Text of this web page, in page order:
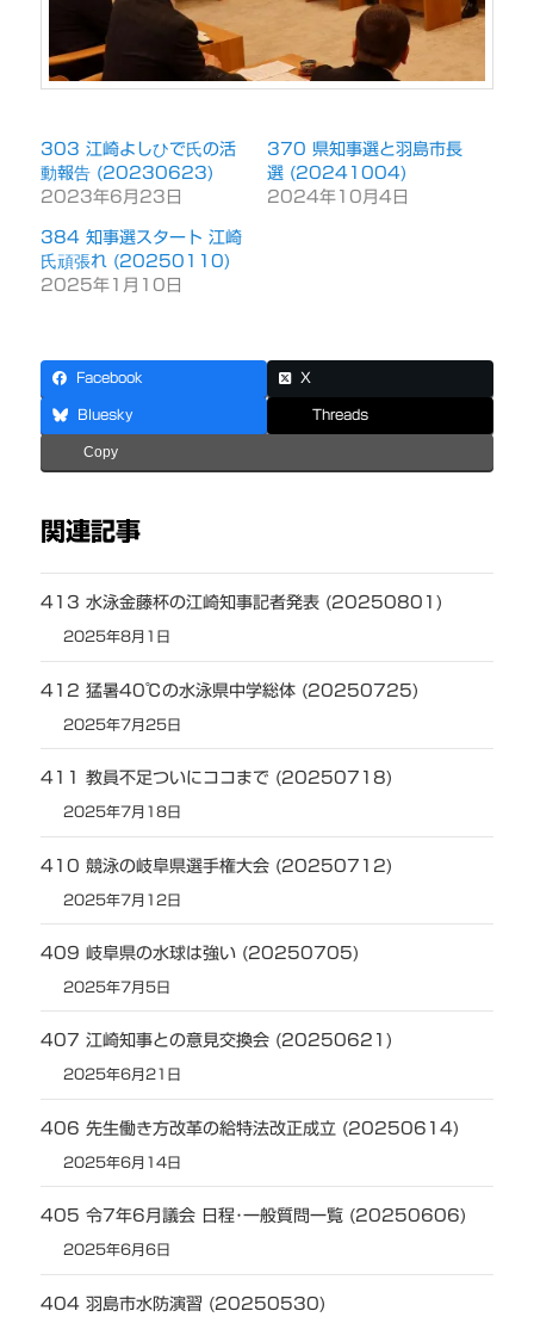
303 江崎よしひで氏の活
動報告 (20230623)
2023年6月23日
370 県知事選と羽島市長
選 (20241004)
2024年10月4日
384 知事選スタート 江崎
氏頑張れ (20250110)
2025年1月10日
Facebook X
Bluesky Threads
Copy
関連記事
413 水泳金藤杯の江崎知事記者発表 (20250801)
2025年8月1日
412 猛暑40℃の水泳県中学総体 (20250725)
2025年7月25日
411 教員不足ついにココまで (20250718)
2025年7月18日
410 競泳の岐阜県選手権大会 (20250712)
2025年7月12日
409 岐阜県の水球は強い (20250705)
2025年7月5日
407 江崎知事との意見交換会 (20250621)
2025年6月21日
406 先生働き方改革の給特法改正成立 (20250614)
2025年6月14日
405 令7年6月議会 日程･一般質問一覧 (20250606)
2025年6月6日
404 羽島市水防演習 (20250530)